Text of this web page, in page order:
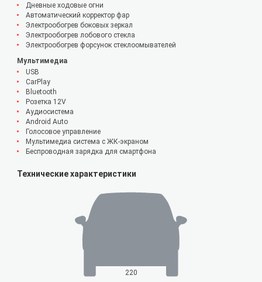
Дневные ходовые огни
Автоматический корректор фар
Электрообогрев боковых зеркал
Электрообогрев лобового стекла
Электрообогрев форсунок стеклоомывателей
Мультимедиа
USB
CarPlay
Bluetooth
Розетка 12V
Аудиосистема
Android Auto
Голосовое управление
Мультимедиа система с ЖК-экраном
Беспроводная зарядка для смартфона
Технические характеристики
220